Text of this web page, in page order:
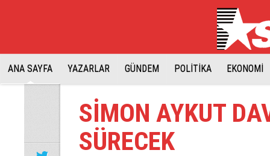
ANA SAYFA YAZARLAR GÜNDEM POLİTİKA EKONOMİ
SİMON AYKUT
SÜRECEK